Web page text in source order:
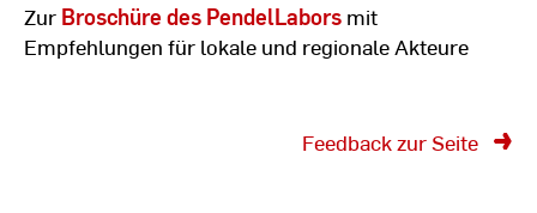
Zur Broschüre des PendelLabors mit
Empfehlungen für lokale und regionale Akteure
Feedback zur Seite